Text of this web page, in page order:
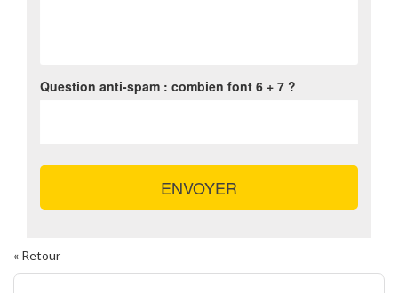
Question anti-spam : combien font 6 + 7 ?
ENVOYER
« Retour